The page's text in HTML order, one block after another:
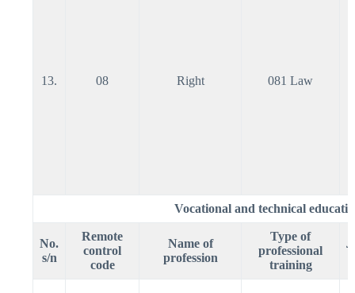
13. 08 Right 081 Law
Vocational and technical
No.
s/n
Remote
control
code
Name of
profession
Type of
professional
training